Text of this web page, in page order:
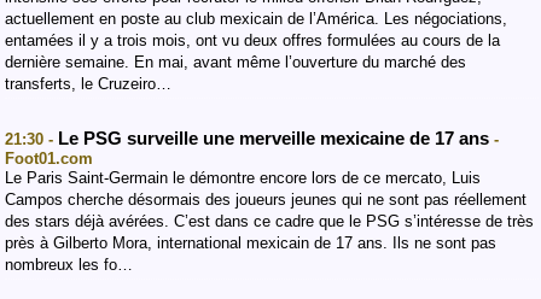
actuellement en poste au club mexicain de l’América. Les négociations,
entamées il y a trois mois, ont vu deux offres formulées au cours de la
dernière semaine. En mai, avant même l’ouverture du marché des
transferts, le Cruzeiro…
21:30 - Le PSG surveille une merveille mexicaine de 17 ans -
Foot01.com
Le Paris Saint-Germain le démontre encore lors de ce mercato, Luis
Campos cherche désormais des joueurs jeunes qui ne sont pas réellement
des stars déjà avérées. C’est dans ce cadre que le PSG s’intéresse de très
près à Gilberto Mora, international mexicain de 17 ans. Ils ne sont pas
nombreux les fo…